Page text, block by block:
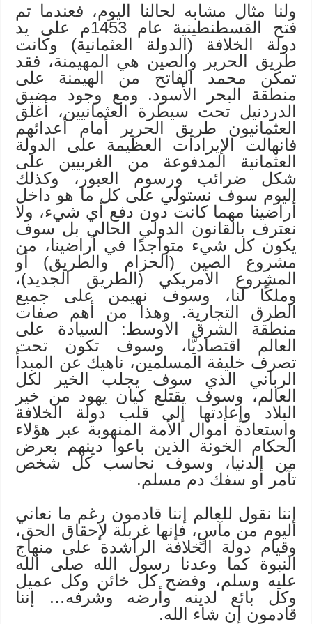
ولنا مثال مشابه لحالنا اليوم، فعندما تم
فتح القسطنطينية عام 1453م على يد
دولة الخلافة (الدولة العثمانية) وكانت
طريق الحرير والصين هي المهيمنة، فقد
تمكن محمد الفاتح من الهيمنة على
منطقة البحر الأسود. ومع وجود مضيق
الدردنيل تحت سيطرة العثمانيين، أغلق
العثمانيون طريق الحرير أمام أعدائهم
فانهالت الإيرادات العظيمة على الدولة
العثمانية المدفوعة من الغربيين على
شكل ضرائب ورسوم العبور، وكذلك
اليوم سوف نستولي على كل ما هو داخل
أراضينا مهما كانت دون دفع أي شيء، ولا
نعترف بالقانون الدولي الحالي بل سوف
يكون كل شيء متواجدًا في أراضينا، من
مشروع الصين (الحزام والطريق) أو
المشروع الأمريكي (الطريق الجديد)،
وملكًا لنا، وسوف نهيمن على جميع
الطرق التجارية. وهذا من أهم صفات
منطقة الشرق الأوسط: السيادة على
العالم اقتصاديًّا، وسوف تكون تحت
تصرف خليفة المسلمين، ناهيك عن المبدأ
الرباني الذي سوف يجلب الخير لكل
العالم، وسوف يقتلع كيان يهود من خير
البلاد وإعادتها إلى قلب دولة الخلافة
واستعادة أموال الأمة المنهوبة عبر هؤلاء
الحكام الخونة الذين باعوا دينهم بعرض
من الدنيا، وسوف نحاسب كل شخص
تآمر أو سفك دم مسلم.
إننا نقول للعالم إننا قادمون رغم ما نعاني
اليوم من مآسٍ، فإنها غربلة لإحقاق الحق،
وقيام دولة الخلافة الراشدة على منهاج
النبوة كما وعدنا رسول الله صلى الله
عليه وسلم، وفضح كل خائن وكل عميل
وكل بائع لدينه وأرضه وشرفه… إننا
قادمون إن شاء الله.